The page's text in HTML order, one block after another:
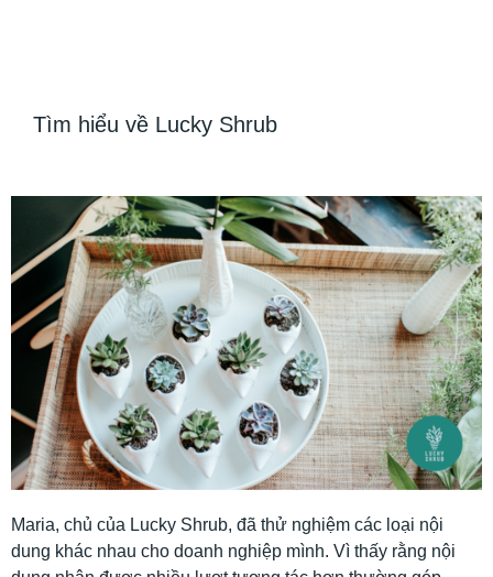
Tìm hiểu về Lucky Shrub
Maria, chủ của Lucky Shrub, đã thử nghiệm các loại nội
dung khác nhau cho doanh nghiệp mình. Vì thấy rằng nội